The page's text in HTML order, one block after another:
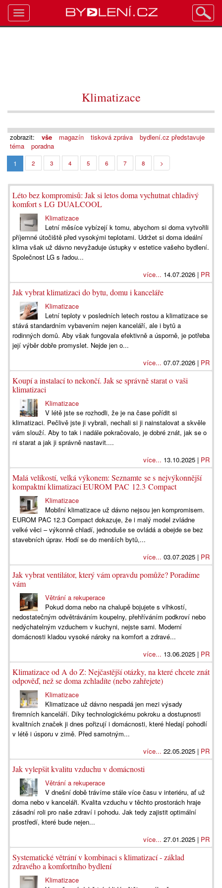
Klimatizace
zobrazit: vše magazín tisková zpráva
bydlení.cz představuje
téma
poradna
1
2 3 4 5 6 7 8 >
Léto bez kompromisů: Jak si letos doma vychutnat chladivý
komfort s LG DUALCOOL
Klimatizace
Letní měsíce vybízejí k tomu, abychom si doma vytvořili
příjemné útočiště před vysokými teplotami. Udržet si doma ideální
klima však už dávno nevyžaduje ústupky v estetice vašeho bydlení.
Společnost LG s řadou...
více... 14.07.2026 | PR
Jak vybrat klimatizaci do bytu, domu i kanceláře
Klimatizace
Letní teploty v posledních letech rostou a klimatizace se
stává standardním vybavením nejen kanceláří, ale i bytů a
rodinných domů. Aby však fungovala efektivně a úsporně, je potřeba
její výběr dobře promyslet. Nejde jen o...
více... 07.07.2026 | PR
Koupí a instalací to nekončí. Jak se správně starat o vaši
klimatizaci
Klimatizace
V létě jste se rozhodli, že je na čase pořídit si
klimatizaci. Pečlivě jste ji vybrali, nechali si ji nainstalovat a skvěle
vám slouží. Aby to tak i nadále pokračovalo, je dobré znát, jak se o
ni starat a jak ji správně nastavit....
více... 13.10.2025 | PR
Malá velikostí, velká výkonem: Seznamte se s nejvýkonnější
kompaktní klimatizací EUROM PAC 12.3 Compact
Klimatizace
Mobilní klimatizace už dávno nejsou jen kompromisem.
EUROM PAC 12.3 Compact dokazuje, že i malý model zvládne
velké věci – výkonně chladí, jednoduše se ovládá a obejde se bez
stavebních úprav. Hodí se do menších bytů,...
více... 03.07.2025 | PR
Jak vybrat ventilátor, který vám opravdu pomůže? Poradíme
vám
Větrání a rekuperace
Pokud doma nebo na chalupě bojujete s vlhkostí,
nedostatečným odvětráváním koupelny, přehříváním podkroví nebo
nedýchatelným vzduchem v kuchyni, nejste sami. Moderní
domácnosti kladou vysoké nároky na komfort a zdravé...
více... 13.06.2025 | PR
Klimatizace od A do Z: Nejčastější otázky, na které chcete znát
odpověď, než se doma zchladíte (nebo zahřejete)
Klimatizace
Klimatizace už dávno nespadá jen mezi výsady
firemních kanceláří. Díky technologickému pokroku a dostupnosti
kvalitních značek ji dnes pořizují i domácnosti, které hledají pohodlí
v létě i úsporu v zimě. Před samotným...
více... 22.05.2025 | PR
Jak vylepšit kvalitu vzduchu v domácnosti
Větrání a rekuperace
V dnešní době trávíme stále více času v interiéru, ať už
doma nebo v kanceláři. Kvalita vzduchu v těchto prostorách hraje
zásadní roli pro naše zdraví i pohodu. Jak tedy zajistit optimální
prostředí, které bude nejen...
více... 27.01.2025 | PR
Systematické větrání v kombinaci s klimatizací - základ
zdravého a komfortního bydlení
Klimatizace
Toggle
navigation